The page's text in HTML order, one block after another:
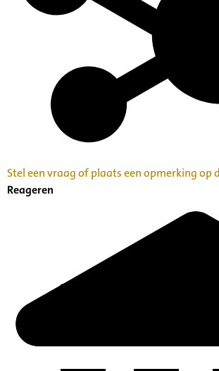
Stel een vraag of plaats een opmerking op
Reageren